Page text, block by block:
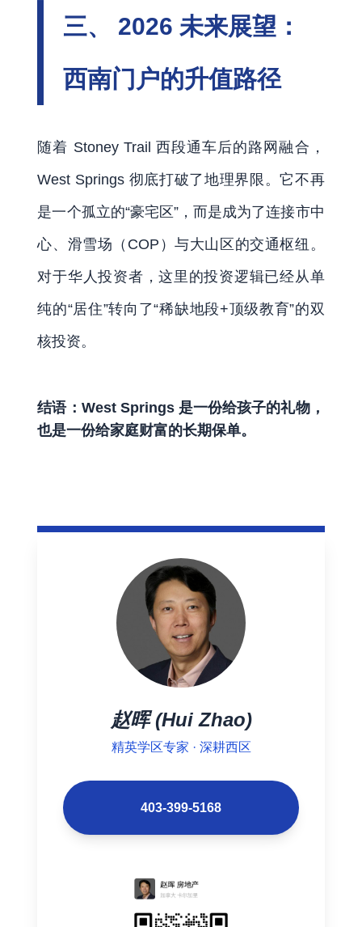
三、 2026 未来展望：
西南门户的升值路径
随着 Stoney Trail 西段通车后的路网融合，
West Springs 彻底打破了地理界限。它不再
是一个孤立的“豪宅区”，而是成为了连接市中
心、滑雪场（COP）与大山区的交通枢纽。
对于华人投资者，这里的投资逻辑已经从单
纯的“居住”转向了“稀缺地段+顶级教育”的双
核投资。
结语：West Springs 是一份给孩子的礼物，
也是一份给家庭财富的长期保单。
赵晖 (Hui Zhao)
精英学区专家 · 深耕西区
403-399-5168